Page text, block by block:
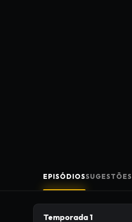
EPISÓDIOSSUGESTÕES
Temporada 1